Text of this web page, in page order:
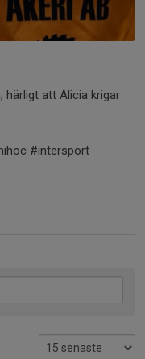
att Alicia krigar
#intersport